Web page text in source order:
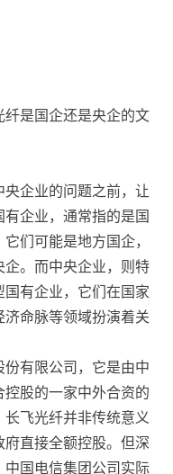
是国企还是央企的文
企业的问题之前，让
企业，通常指的是国
们可能是地方国企，
。而中央企业，则特
有企业，它们在国家
命脉等领域扮演着关
有限公司，它是由中
控股的一家中外合资的
飞光纤并非传统意义
府直接全额控股。但深
中国电信集团公司实际